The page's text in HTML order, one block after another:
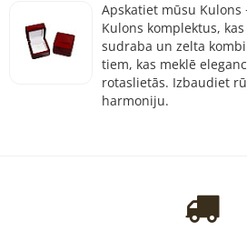
Apskatiet mūsu Kulons
Kulons komplektus,
sudraba un zelta
tiem, kas meklē
rotaslietās. Izbaudiet
harmoniju.